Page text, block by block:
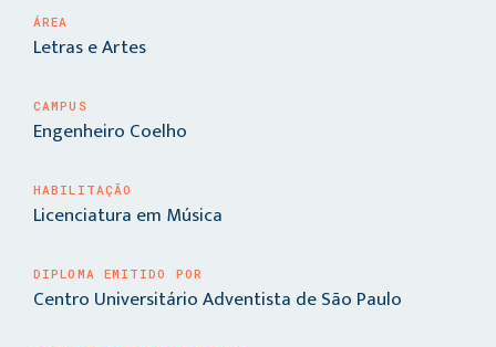
ÁREA
Letras e Artes
CAMPUS
Engenheiro Coelho
HABILITAÇÃO
Licenciatura em Música
DIPLOMA EMITIDO POR
Centro Universitário Adventista de São Paulo